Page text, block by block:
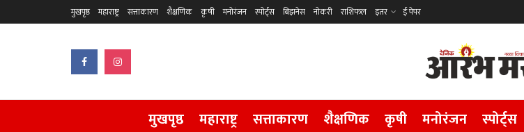
मुखपृष्ठ महाराष्ट्र सत्ताकारण शैक्षणिक कृषी मनोरंजन स्पोर्ट्स बिझनेस नोकरी राशिफल इतर ई पेपर
मुखपृष्ठ महाराष्ट्र सत्ताकारण शैक्षणिक कृषी मनोरंजन स्पोर्ट्स